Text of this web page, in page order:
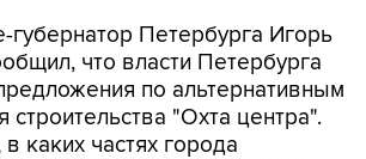
губернатор Петербурга Игорь
что власти Петербурга
по альтернативным
"Охта центра".
каких частях города